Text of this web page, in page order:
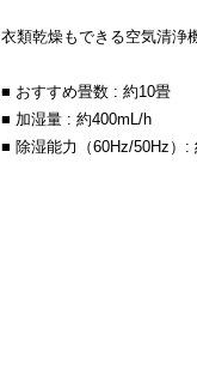
衣類乾燥もできる空気清浄
■ おすすめ畳数 : 約10畳
■ 加湿量 : 約400mL/h
■ 除湿能力（60Hz/50Hz）: